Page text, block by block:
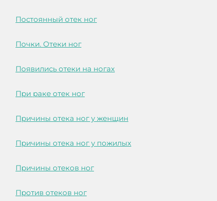
Постоянный отек ног
Почки. Отеки ног
Появились отеки на ногах
При раке отек ног
Причины отека ног у женщин
Причины отека ног у пожилых
Причины отеков ног
Против отеков ног